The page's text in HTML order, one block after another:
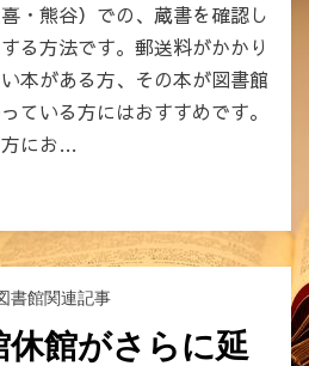
・熊谷）での、蔵書を確認し
る方法です。郵送料がかかり
本がある方、その本が図書館
ている方にはおすすめです。
方にお…
書館関連記事
休館がさらに延